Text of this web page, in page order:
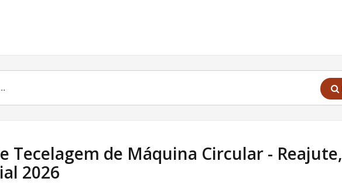
Tecelagem de Máquina Circular - Reajute,
2026